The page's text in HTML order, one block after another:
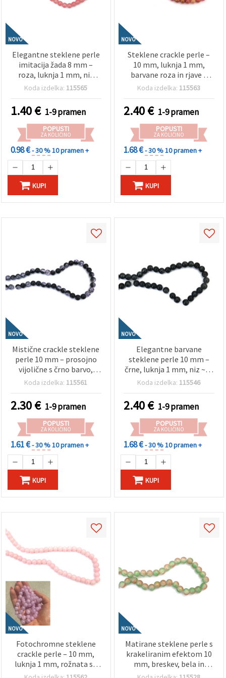
NOVO
Elegantne steklene perle
imitacija žada 8 mm –
roza, luknja 1 mm, niz
~105 kos – za ustvarjanje
romantičnih ročno
izdelanih projektov
Koda izdelka: 115565
1.40€ 1-9 pramen
POPUSTI
ZA KOLIČINO
0.98 €- 30 %10 pramen +
KUPI
NOVO
Steklene crackle perle –
10 mm, luknja 1 mm,
barvane roza in rjave z
zlato barvnim
idealno za izdelavo
nakita, nizanje perlic in
ustvarjalne DIY projekte
Koda izdelka: 115563
2.40€ 1-9 pramen
POPUSTI
ZA KOLIČINO
1.68 €- 30 %10 pramen +
KUPI
NOVO
Mistične crackle steklene
perle 10 mm – prosojno
vijolične s črno barvo,
luknja 1 mm, niz ~85 kos –
dramatičnega nakita DIY
Koda izdelka: 115561
2.30€ 1-9 pramen
POPUSTI
ZA KOLIČINO
1.61 €- 30 %10 pramen +
KUPI
NOVO
Elegantne barvane
steklene perle 10 mm –
črne, luknja 1 mm, niz ~85
kos – idealne za izdelavo
elegantnih ročno
izdelanih kreacij
Koda izdelka: 115546
2.40€ 1-9 pramen
POPUSTI
ZA KOLIČINO
1.68 €- 30 %10 pramen +
KUPI
NOVO
Fotochromne steklene
crackle perle – 10 mm,
luknja 1 mm, rožnata se
na soncu spremeni v
NOVO
Matirane steklene perle s
krakeliranim efektom 10
mm, breskev, bela in
zelena z zlatim barvnim